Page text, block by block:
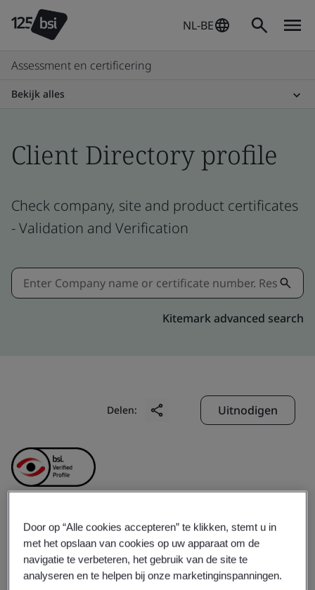
NL-BE
Assessment en certificering
Bekijk alles
Client Directory profile
Check company, site and product certificates
- Validation and Verification
Kitemark advanced search
Delen: Uitnodigen
Sanhe KunFang
Electronic Technology
Door op “Alle cookies accepteren” te klikken, stemt u in
met het opslaan van cookies op uw apparaat om de
navigatie te verbeteren, het gebruik van de site te
analyseren en te helpen bij onze marketinginspanningen.